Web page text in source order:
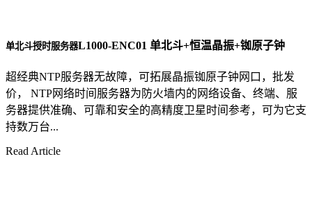
单北斗授时服务器L1000-ENC01 单北斗+恒温晶振+铷原子钟
超经典NTP服务器无故障，可拓展晶振铷原子钟网口，批发
价， NTP网络时间服务器为防火墙内的网络设备、终端、服
务器提供准确、可靠和安全的高精度卫星时间参考，可为它支
持数万台...
Read Article